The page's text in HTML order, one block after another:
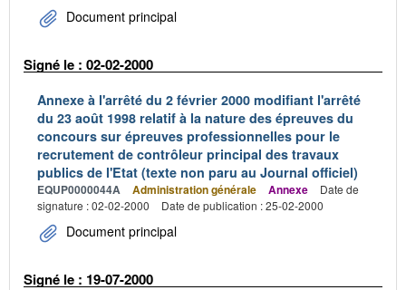
Document principal
Signé le : 02-02-2000
Annexe à l'arrêté du 2 février 2000 modifiant l'arrêté
du 23 août 1998 relatif à la nature des épreuves du
concours sur épreuves professionnelles pour le
recrutement de contrôleur principal des travaux
publics de l'Etat (texte non paru au Journal officiel)
EQUP0000044A Administration générale Annexe
Date de
signature : 02-02-2000
Date de publication : 25-02-2000
Document principal
Signé le : 19-07-2000